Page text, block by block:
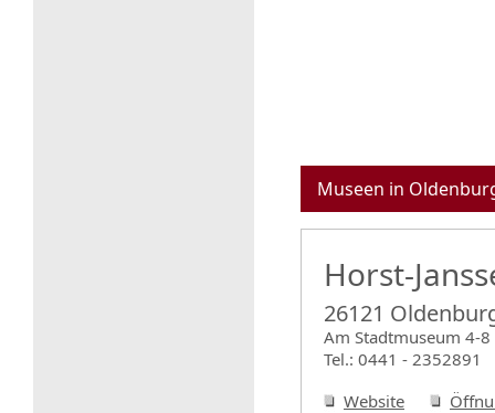
Museen in
Horst-
26121
Am Stadtmuseum 4-8
Tel.: 0441 - 2352891
Website